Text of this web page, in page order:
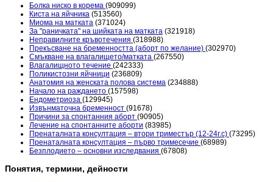
Болка ниско в корема (909099)
Киста на яйчника (513560)
Миома на матката (371024)
За "раничката" на шийката на матката (321918)
Неправилните кръвотечения (318988)
Прекъсване на бременността (аборт по желание) (302970)
Смъкване на влагалището/матката (267550)
Влагалищното течение (242333)
Поликистозни яйчници (236809)
Анатомия на женската полова система (234888)
Начало на раждането (157598)
Ендометриоза (129945)
Извънматочна бременност (91678)
Причини за спонтанния аборт (90905)
Лечение на спонтанните аборти (83985)
Пренаталната консултация – втори триместър (12-24г.с) (73295)
Пренаталната консултация – първо тримесечие (68989)
Безплодието – основни изследвания (67808)
Понятия, термини, дейности